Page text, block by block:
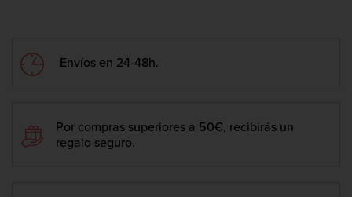
Envíos en 24-48h.
Por compras superiores a 50€, recibirás un
regalo seguro.